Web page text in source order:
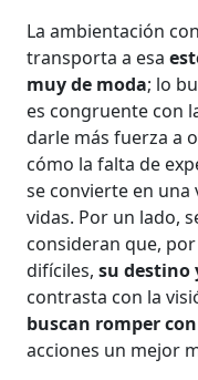
La ambientación
transporta a esa
muy de moda; lo
es congruente con
darle más fuerza a
cómo la falta de
se convierte en
vidas. Por un lado,
consideran que,
difíciles,su destino
contrasta con la
buscan romper
acciones un mejor